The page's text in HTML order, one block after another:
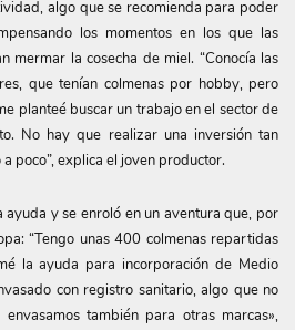
algo que se recomienda para poder
los momentos en los que las
mermar la cosecha de miel. “Conocía las
que tenían colmenas por hobby, pero
planteé buscar un trabajo en el sector de
No hay que realizar una inversión tan
poco”, explica el joven productor.
ayuda y se enroló en un aventura que, por
“Tengo unas 400 colmenas repartidas
la ayuda para incorporación de Medio
con registro sanitario, algo que no
también para otras marcas»,